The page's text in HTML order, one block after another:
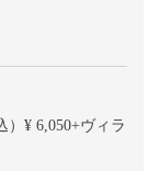
）¥ 6,050+ヴィラ